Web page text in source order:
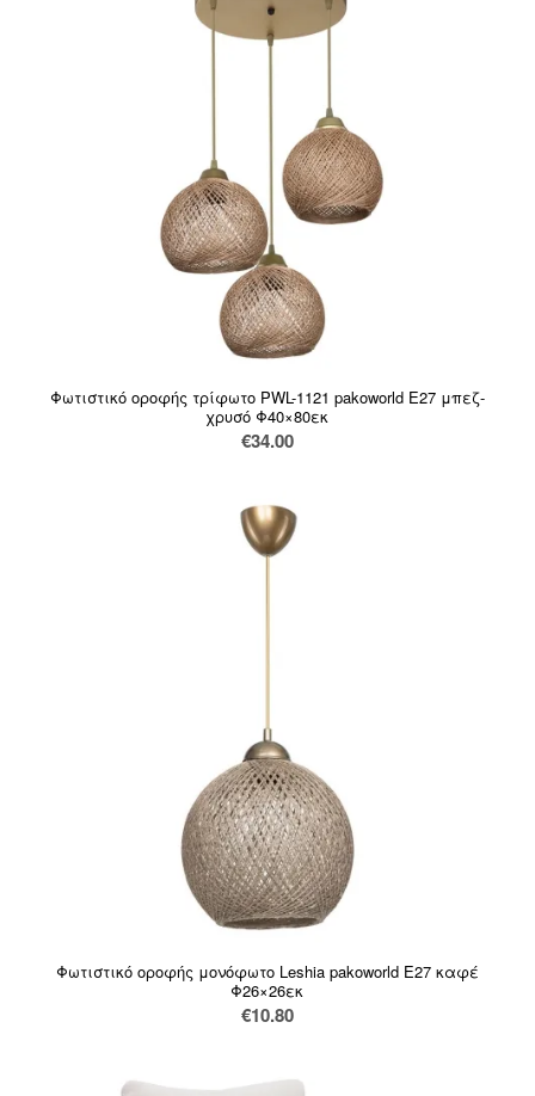
Φωτιστικό οροφής τρίφωτο PWL-1121 pakoworld Ε27 μπεζ-
χρυσό Φ40×80εκ
€34.00
Φωτιστικό οροφής μονόφωτο Leshia pakoworld Ε27 καφέ
Φ26×26εκ
€10.80